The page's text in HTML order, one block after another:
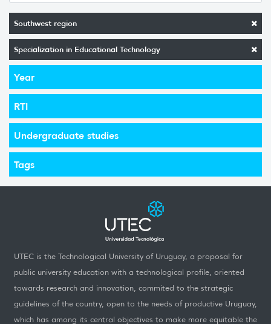
Southwest region
Specialization in Educational Technology
Year
RTI
Undergraduate studies
Tags
UTEC is the Technological University of Uruguay, a proposal for
public university education with a technological profile, oriented
towards research and innovation, commited to the strategic
guidelines of the country, open to the needs of productive Uruguay,
which has among its central objectives to make more equitable the